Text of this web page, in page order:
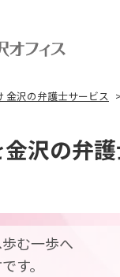
金沢の弁護士サービス
沢の弁
む一歩へ
す。